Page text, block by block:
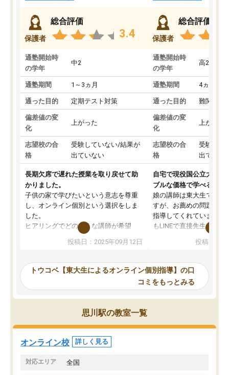
保護者
総合評価
3.4
通塾開始時
の学年
中2
通塾期間 1～3ヵ月
通った目的 定期テスト対策
偏差値の変
化
上がった
志望校の合
格
受験していない/結果が
出ていない
長期欠席で遅れた授業を取り戻せて助
かりました。
子供の家で学びたいという意志を尊重
し、オンライン個別という選択をしま
した。
ヒアリングでどのような講師が希望
か、オプションは付帯するかなど選ぶ
事が出来ました。
ーティングを行い、その講師で良いか
見てから講師を決定する事ができま
す。
うちの子は、初回面談の講師の方で決
オンラインツールを使用した単語帳の
共有があり宿題もそちらで出される形
でした。
投稿日：2025年09月12日
保護者
総合評価
通塾開始時
の学年
高2
通塾期間 4ヵ月～1
通った目的 難関私立
偏差値の変
化
上がった
志望校の合
格
受験して
出ていな
自宅で現役国公立大学生
ブルな価格で学べる
娘の講師は東大生では無
すが、お薦めの問題集や
指導してくれています。
もLINEで直接先生に質問
めれるので、個人に合
いなのがあり(有料)、受
ことをどんなスケジュー
くか相談したのですが、
ち期待したものではなく
くなってきたようなので
投稿日：
トウコベ【東大生によるオンライン個別指導】の口
コミをもっとみる
思川駅の教室一覧
オンライン校 詳しく見る
対応エリア 全国